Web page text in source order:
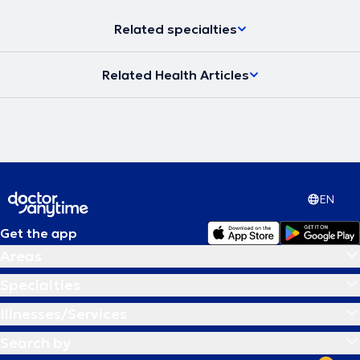
Related specialties
Related Health Articles
EN
Get the app